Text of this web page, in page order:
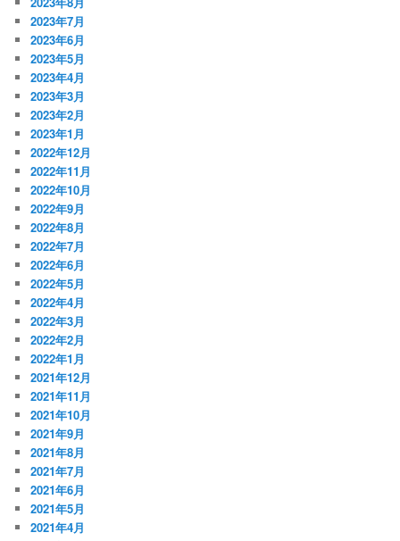
2023年7月
2023年6月
2023年5月
2023年4月
2023年3月
2023年2月
2023年1月
2022年12月
2022年11月
2022年10月
2022年9月
2022年8月
2022年7月
2022年6月
2022年5月
2022年4月
2022年3月
2022年2月
2022年1月
2021年12月
2021年11月
2021年10月
2021年9月
2021年8月
2021年7月
2021年6月
2021年5月
2021年4月